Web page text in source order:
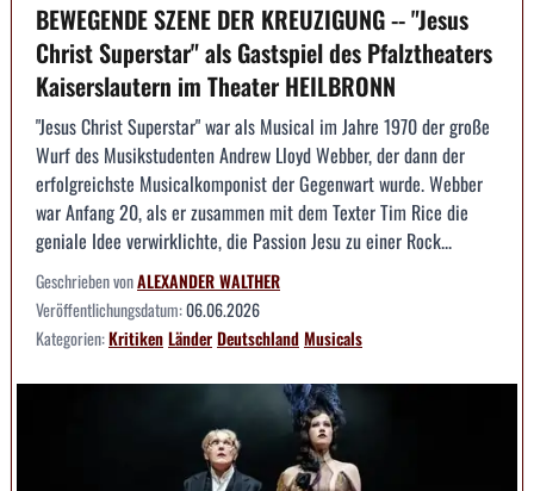
BEWEGENDE SZENE DER KREUZIGUNG -- "Jesus
Christ Superstar" als Gastspiel des Pfalztheaters
Kaiserslautern im Theater HEILBRONN
"Jesus Christ Superstar" war als Musical im Jahre 1970 der große
Wurf des Musikstudenten Andrew Lloyd Webber, der dann der
erfolgreichste Musicalkomponist der Gegenwart wurde. Webber
war Anfang 20, als er zusammen mit dem Texter Tim Rice die
geniale Idee verwirklichte, die Passion Jesu zu einer Rock...
Geschrieben vonALEXANDER WALTHER
Veröffentlichungsdatum:06.06.2026
Kategorien:KritikenLänderDeutschlandMusicals